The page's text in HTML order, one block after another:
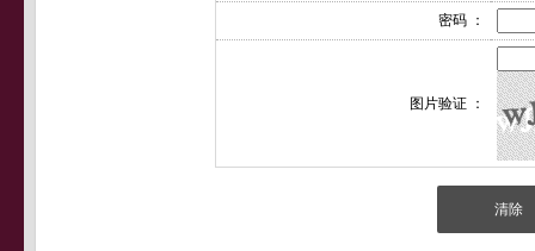
密码 ：
图片验证 ：